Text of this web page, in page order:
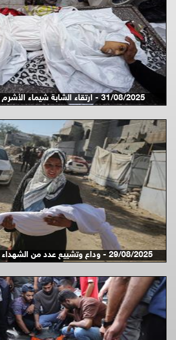
31/08/2025 - ارتقاء الشابة شيماء الأشرم نتيجة سوء الت ...
29/08/2025 - وداع وتشييع عدد من الشهداء في مستشفى ال ...